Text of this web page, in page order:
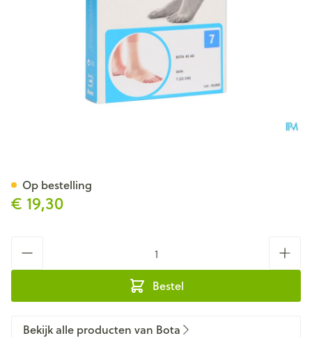
€ 19,30
Bestel
Op bestelling
Bekijk alle producten van Bota